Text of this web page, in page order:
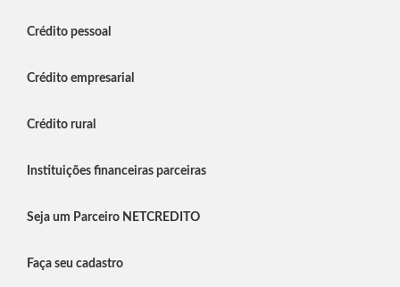
Crédito pessoal
Crédito empresarial
Crédito rural
Instituições financeiras parceiras
Seja um Parceiro NETCREDITO
Faça seu cadastro